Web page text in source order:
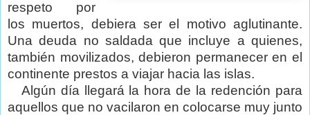
respeto por
los muertos, debiera ser el motivo aglutinante.
Una deuda no saldada que incluye a quienes,
también movilizados, debieron permanecer en el
continente prestos a viajar hacia las islas.
Algún día llegará la hora de la redención para
aquellos que no vacilaron en colocarse muy junto